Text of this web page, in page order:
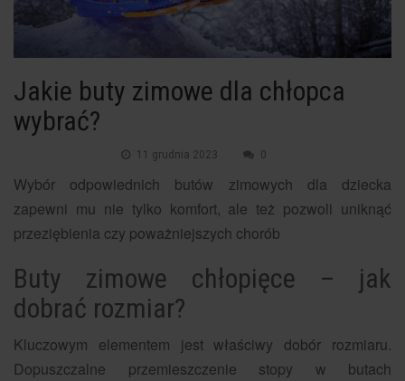
Jakie buty zimowe dla chłopca
wybrać?
11 grudnia 2023 0
Wybór odpowiednich butów zimowych dla dziecka
zapewni mu nie tylko komfort, ale też pozwoli uniknąć
przeziębienia czy poważniejszych chorób
Buty zimowe chłopięce – jak
dobrać rozmiar?
Kluczowym elementem jest właściwy dobór rozmiaru.
Dopuszczalne przemieszczenie stopy w butach